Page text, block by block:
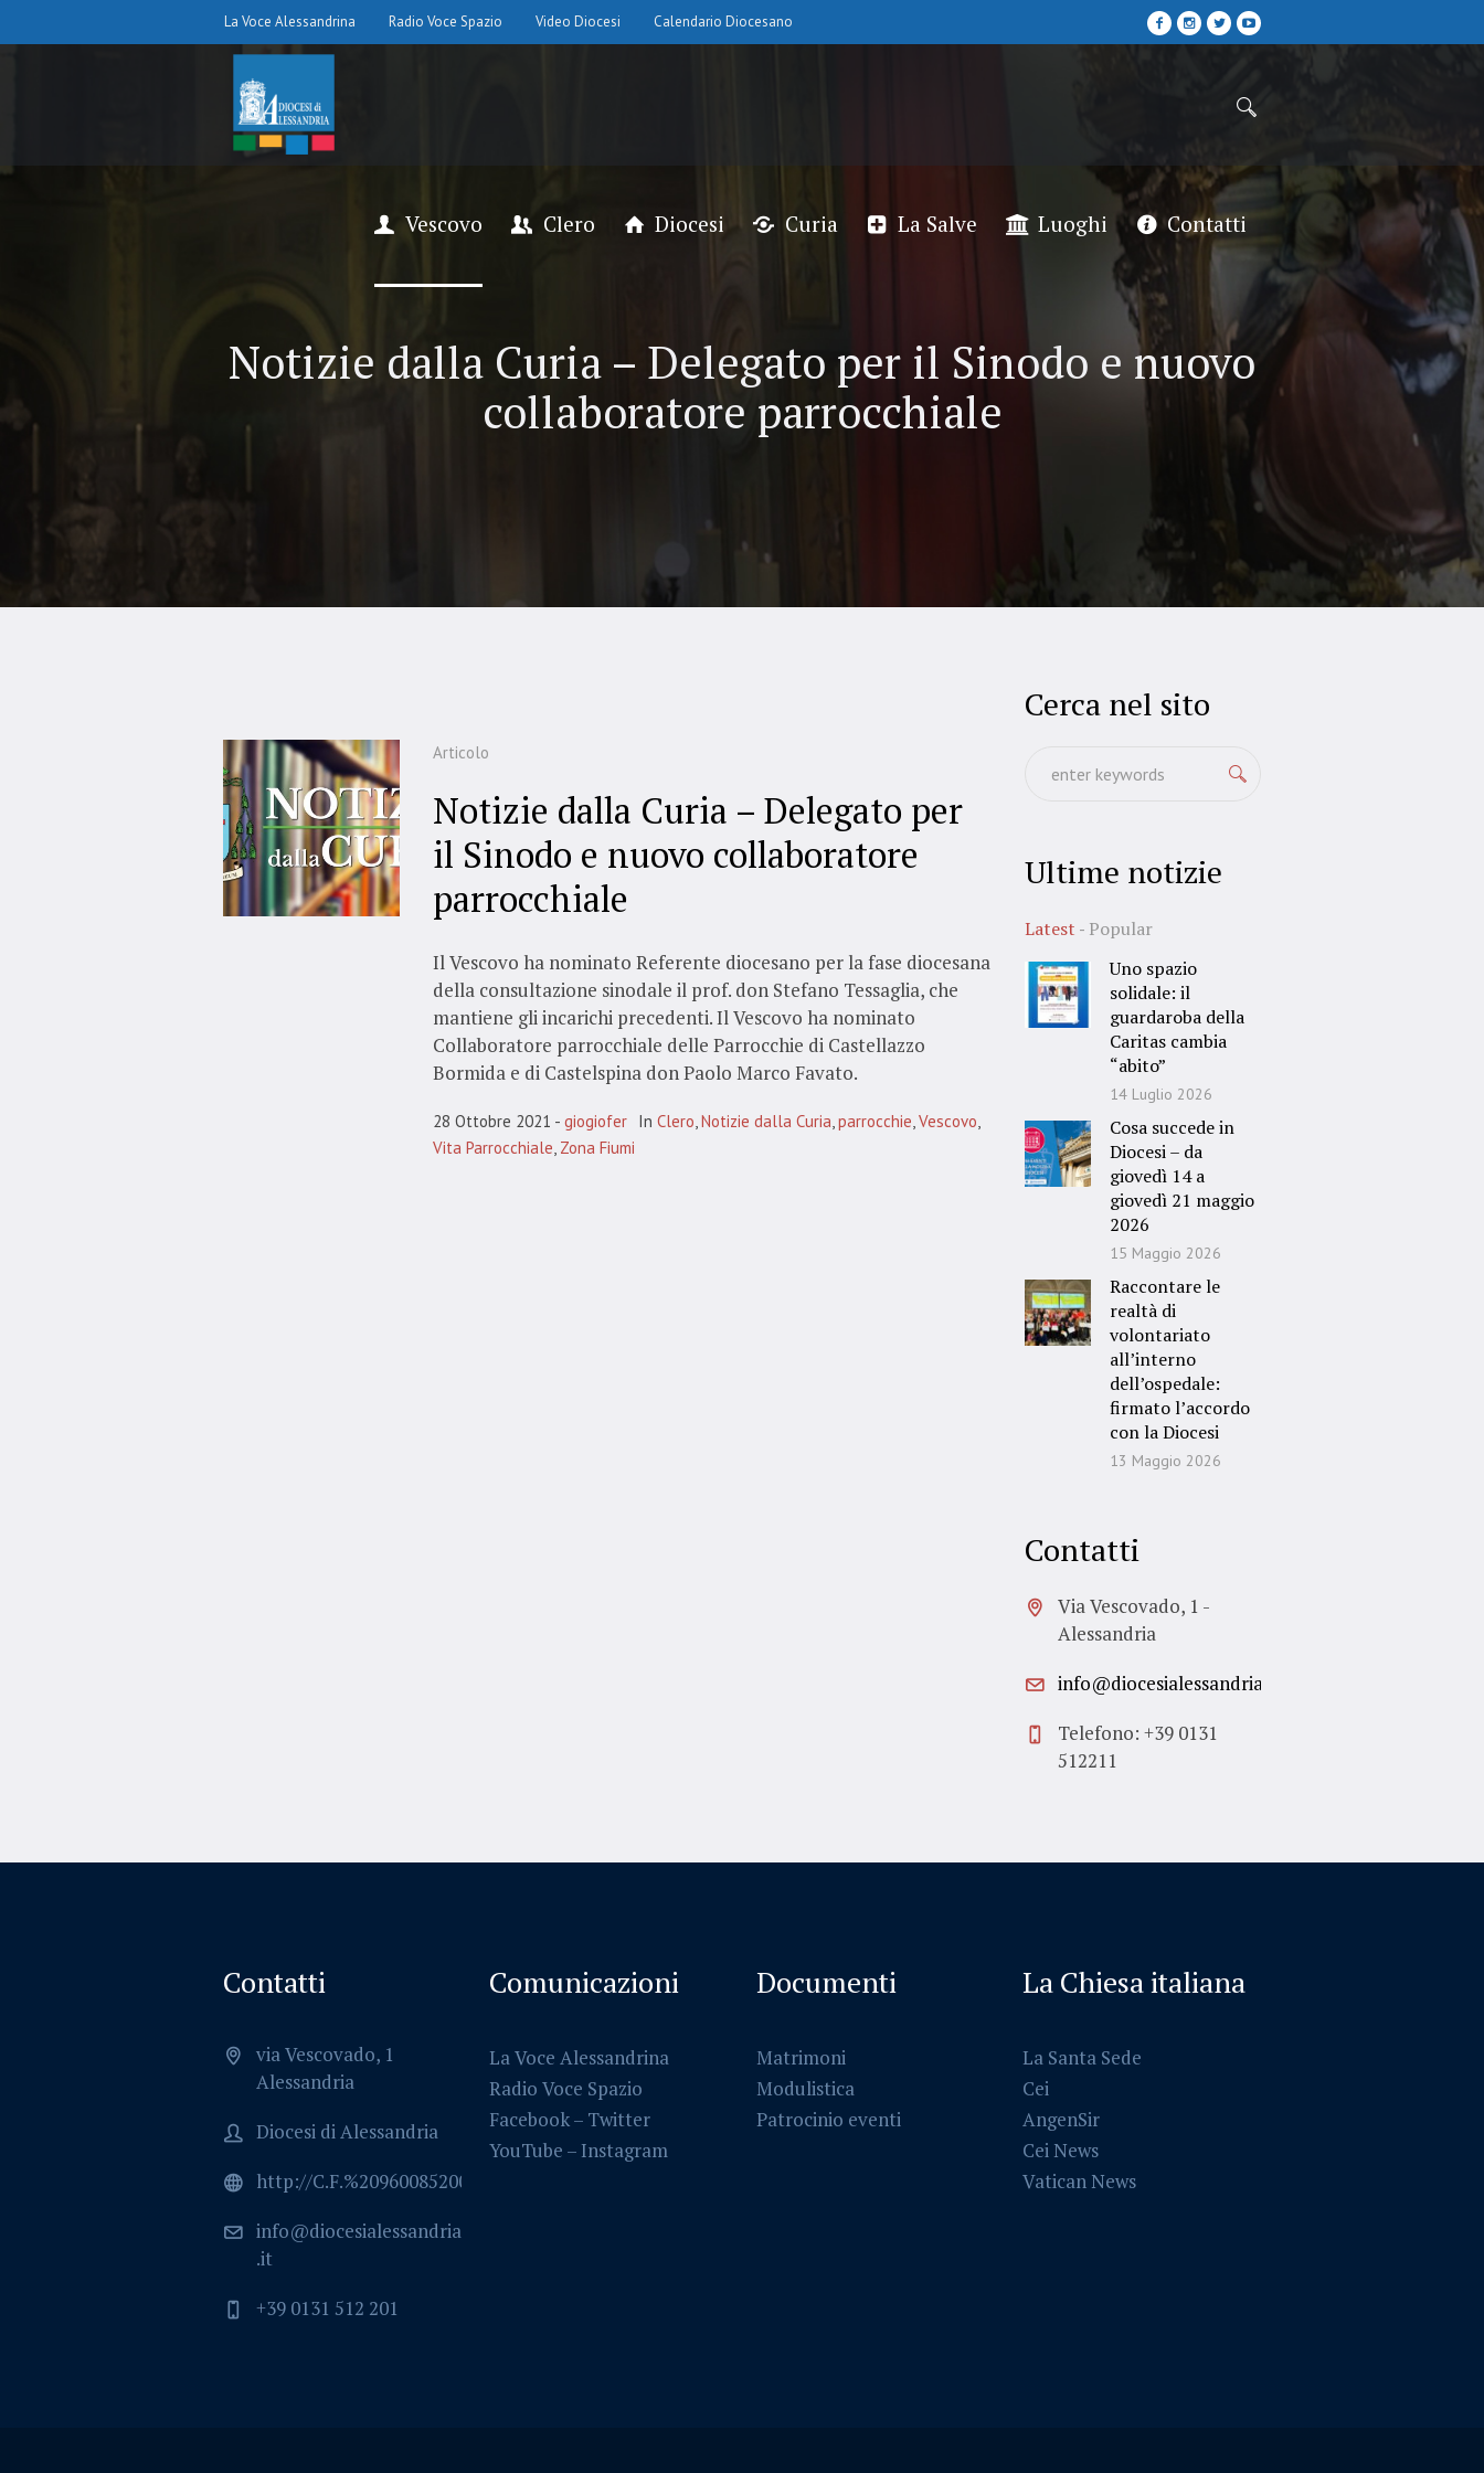
La Voce Alessandrina Radio Voce Spazio Video Diocesi Calendario Diocesano
Vescovo Clero Diocesi Curia La Salve Luoghi Contatti
Notizie dalla Curia – Delegato per il Sinodo e nuovo
collaboratore parrocchiale
Articolo
Notizie dalla Curia – Delegato per
il Sinodo e nuovo collaboratore
parrocchiale
Il Vescovo ha nominato Referente diocesano per la fase diocesana
della consultazione sinodale il prof. don Stefano Tessaglia, che
mantiene gli incarichi precedenti. Il Vescovo ha nominato
Collaboratore parrocchiale delle Parrocchie di Castellazzo
Bormida e di Castelspina don Paolo Marco Favato.
28 Ottobre 2021 giogiofer In Clero,Notizie dalla Curia,parrocchie,Vescovo,
Vita Parrocchiale, Zona Fiumi
Cerca nel sito
Ultime notizie
Latest
Popular
Uno spazio
solidale: il
guardaroba della
Caritas cambia
“abito”
14 Luglio 2026
Cosa succede in
Diocesi – da
giovedì 14 a
giovedì 21 maggio
2026
15 Maggio 2026
Raccontare le
realtà di
volontariato
all’interno
dell’ospedale:
firmato l’accordo
con la Diocesi
13 Maggio 2026
Contatti
Via Vescovado, 1 -
Alessandria
info@diocesialessandria.it
Telefono: +39 0131
512211
Contatti
via Vescovado, 1
Alessandria
Diocesi di Alessandria
http://C.F.%2096008520064
info@diocesialessandria
.it
+39 0131 512 201
Comunicazioni
La Voce Alessandrina
Radio Voce Spazio
Facebook– Twitter
YouTube – Instagram
Documenti
Matrimoni
Modulistica
Patrocinio eventi
La Chiesa italiana
La Santa Sede
Cei
AngenSir
Cei News
Vatican News